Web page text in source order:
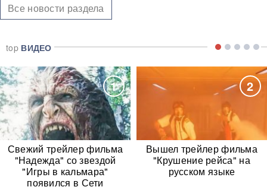
Все новости раздела
top ВИДЕО
1
Свежий трейлер фильма
"Надежда" со звездой
"Игры в кальмара"
появился в Сети
2
Вышел трейлер фильма
"Крушение рейса" на
русском языке